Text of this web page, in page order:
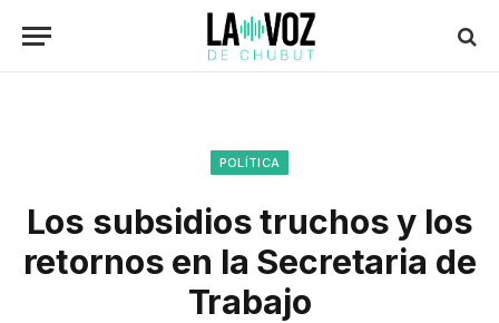
POLÍTICA
Los subsidios truchos y los
retornos en la Secretaria de
Trabajo